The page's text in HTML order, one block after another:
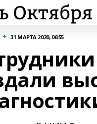
+ 31 МАРТА 2020, 06:55